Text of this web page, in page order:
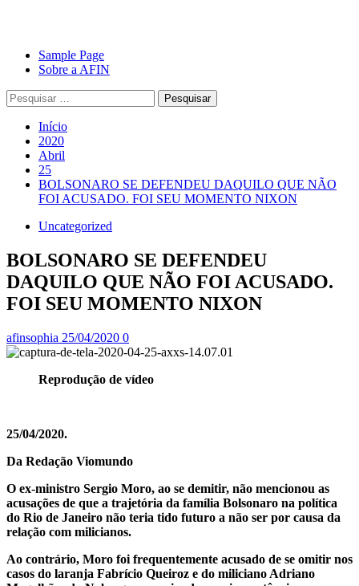
Avançar
para
conteúdo
Primary
Menu
Sample Page
Sobre a AFIN
Pesquisar
por:
Início
2020
Abril
25
BOLSONARO SE DEFENDEU DAQUILO QUE NÃO
FOI ACUSADO. FOI SEU MOMENTO NIXON
Uncategorized
BOLSONARO SE DEFENDEU
DAQUILO QUE NÃO FOI ACUSADO.
FOI SEU MOMENTO NIXON
afinsophia 25/04/2020 0
Reprodução de vídeo
25/04/2020.
Da Redação Viomundo
O ex-ministro Sergio Moro, ao se demitir, não mencionou as
acusações de que a trajetória da família Bolsonaro na política
do Rio de Janeiro não teria tido futuro a não ser por causa da
relação com milicianos.
Ao contrário, Moro foi frequentemente acusado de se omitir nos
casos do laranja Fabrício Queiroz e do miliciano Adriano